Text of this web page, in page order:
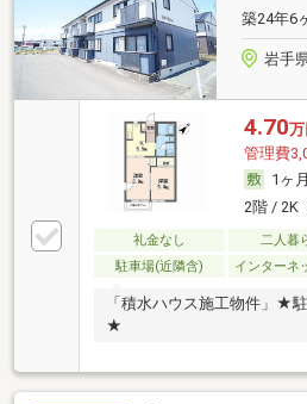
築24年6
岩手
4.70万
管理費
1ヶ月
2階 / 2K
礼金なし 二人暮
駐車場(近隣含)
インターネ
「積水ハウス施工物件」★
★